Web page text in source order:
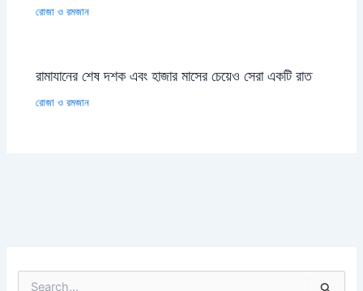
রোজা ও রমজান
রামাযানের শেষ দশক এবং হাজার মাসের চেয়েও সেরা একটি রাত
রোজা ও রমজান